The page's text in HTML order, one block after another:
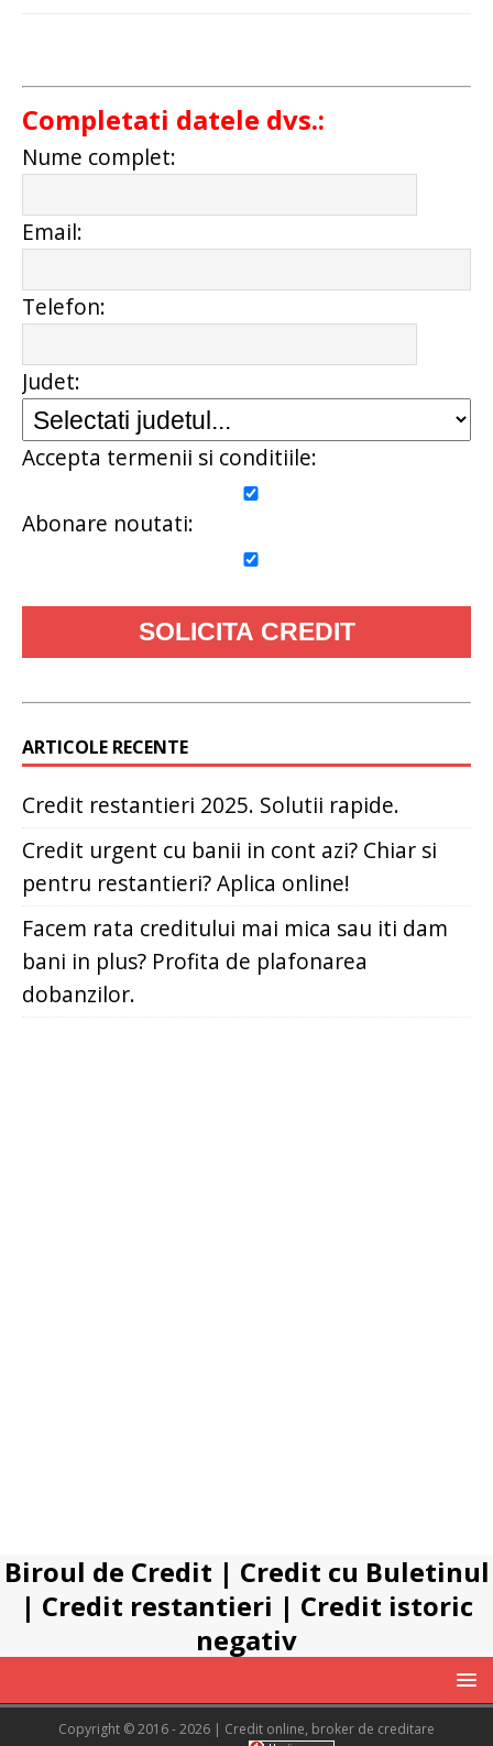
Completati datele dvs.:
Nume complet:
Email:
Telefon:
Judet:
Accepta termenii si conditiile:
Abonare noutati:
ARTICOLE RECENTE
Credit restantieri 2025. Solutii rapide.
Credit urgent cu banii in cont azi? Chiar si
pentru restantieri? Aplica online!
Facem rata creditului mai mica sau iti dam
bani in plus? Profita de plafonarea
dobanzilor.
Biroul de Credit | Credit cu Buletinul
| Credit restantieri | Credit istoric
negativ
Copyright © 2016 - 2026 | Credit online, broker de creditare